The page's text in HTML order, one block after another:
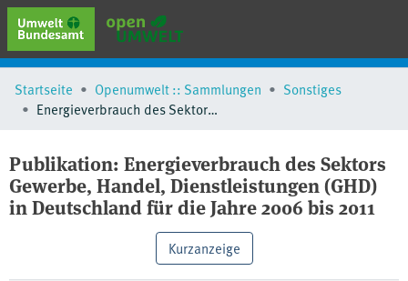
erweiterte Suche
Browse
Schlagwörter
Startseite Openumwelt :: Sammlungen
Sonstiges
Energieverbrauch des Sektors Gewerbe, Handel, Dienstleistungen (GHD) in Deutschland für die Jahre 2006 bis 2011
Publikation: Energieverbrauch des Sektors
Gewerbe, Handel, Dienstleistungen (GHD)
in Deutschland für die Jahre 2006 bis 2011
Kurzanzeige